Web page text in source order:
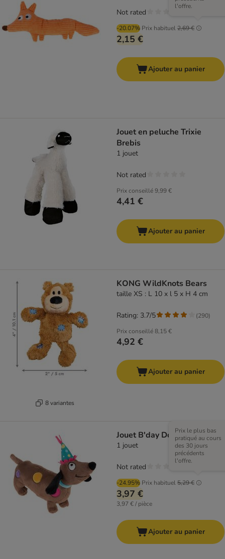
-20.07% Prix habituel2,69 €
l'offre.
2,15 €
Not rated
Ajouter au panier
Jouet en peluche Trixie
Brebis
1 jouet
Prix conseillé9,99 €
4,41 €
Not rated
Ajouter au panier
8 variantes
KONG WildKnots Bears
taille XS : L 10 x l 5 x H 4 cm
Prix conseillé8,15 €
4,92 €
Rating: 3.7/5 (290)
Ajouter au panier
Jouet B'day Dog pour chien
1 jouet
-24.95% Prix habituel5,29 €
Prix le plus bas
pratiqué au cours
des 30 jours
précédents
l'offre.
3,97 €
3,97 € / pièce
Not rated
Ajouter au panier